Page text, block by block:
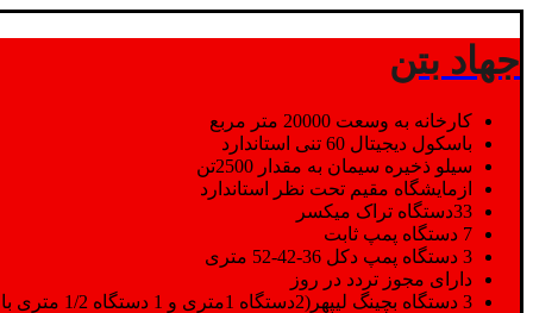
جهاد بتن
کارخانه به وسعت 20000 متر مربع
باسکول دیجیتال 60 تنی استاندارد
سیلو ذخیره سیمان به مقدار 2500تن
ازمایشگاه مقیم تحت نظر استاندارد
33دستگاه تراک میکسر
7 دستگاه پمپ ثابت
3 دستگاه پمپ دکل 36-42-52 متری
دارای مجوز تردد در روز
3 دستگاه بچینگ لیپهر(2دستگاه 1متری و 1 دستگاه 1/2 متری با توان تولید 150 متر مکعب در ساعت)